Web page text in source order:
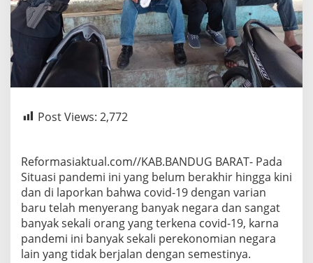
Post Views: 2,772
Reformasiaktual.com//KAB.BANDUG BARAT- Pada
Situasi pandemi ini yang belum berakhir hingga kini
dan di laporkan bahwa covid-19 dengan varian
baru telah menyerang banyak negara dan sangat
banyak sekali orang yang terkena covid-19, karna
pandemi ini banyak sekali perekonomian negara
lain yang tidak berjalan dengan semestinya.